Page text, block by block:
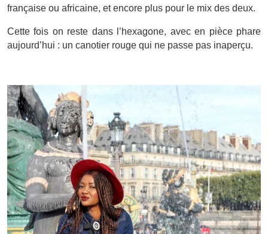
française ou africaine, et encore plus pour le mix des deux.
Cette fois on reste dans l’hexagone, avec en pièce phare
aujourd’hui : un canotier rouge qui ne passe pas inaperçu.